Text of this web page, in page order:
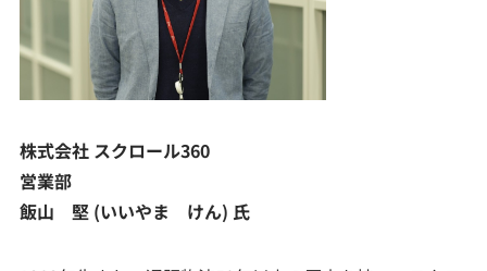
株式会社 スクロール360
営業部
飯山 堅 (いいやま けん) 氏